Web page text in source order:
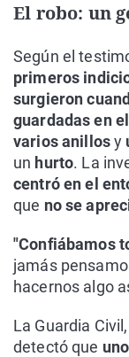
El robo: un
Según el
primeros
surgieron
guardadas en
varios anillosy
un hurto. La
centró en el
que no se
"Confiábamos
jamás
hacernos algo
La Guardia Civil,
detectó que